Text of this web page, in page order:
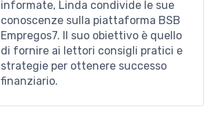
informate, Linda condivide le sue
conoscenze sulla piattaforma BSB
Empregos7. Il suo obiettivo è quello
di fornire ai lettori consigli pratici e
strategie per ottenere successo
finanziario.